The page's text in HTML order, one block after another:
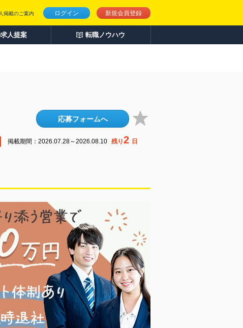
ログイン 新規会員登録
掲載のご案内
人提案 転職ノウハウ
応募フォームへ
掲載期間：2026.07.28～2026.08.10 残り2 日